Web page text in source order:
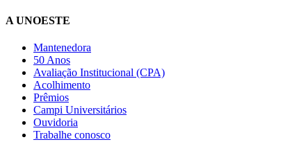
A UNOESTE
Mantenedora
50 Anos
Avaliação Institucional (CPA)
Acolhimento
Prêmios
Campi Universitários
Ouvidoria
Trabalhe conosco